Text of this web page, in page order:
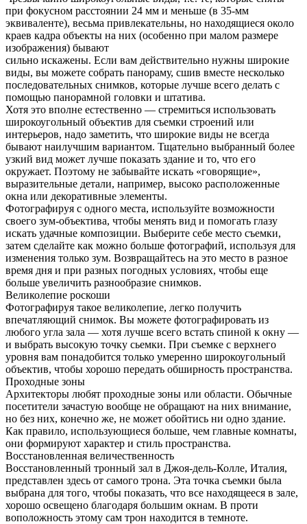
при фокусном расстоянии 24 мм и меньше (в 35-мм
эквиваленте), весьма привлекательны, но находящиеся около
краев кадра объекты на них (особенно при малом размере
изображения) бывают
сильно искажены. Если вам действительно нужны широкие
виды, вы можете собрать панораму, сшив вместе несколько
последовательных снимков, которые лучше всего делать с
помощью панорамной головки и штатива.
Хотя это вполне естественно — стремиться использовать
широкоугольный объектив для съемки строений или
интерьеров, надо заметить, что широкие виды не всегда
бывают наилучшим вариантом. Тщательно выбранный более
узкий вид может лучше показать здание и то, что его
окружает. Поэтому не забывайте искать «говорящие»,
выразительные детали, например, высоко расположенные
окна или декоративные элементы.
Фотографируя с одного места, используйте возможности
своего зум-объектива, чтобы менять вид и помогать глазу
искать удачные композиции. Выберите себе место съемки,
затем сделайте как можно больше фотографий, используя для
изменения только зум. Возвращайтесь на это место в разное
время дня и при разных погодных условиях, чтобы еще
больше увеличить разнообразие снимков.
Великолепие роскоши
Фотографируя такое великолепие, легко получить
впечатляющий снимок. Вы можете фотографировать из
любого угла зала — хотя лучше всего встать спиной к окну —
и выбрать высокую точку сьемки. При съемке с верхнего
уровня вам понадобится только умеренно широкоугольный
объектив, чтобы хорошо передать обширность пространства.
Проходные зоны
Архитекторы любят проходные зоны или области. Обычные
посетители зачастую вообще не обращают на них внимание,
но без них, конечно же, не может обойтись ни одно здание.
Как правило, использующиеся больше, чем главные комнаты,
они формируют характер и стиль пространства.
Восстановленная величественность
Восстановленный тронный зал в Джоя-дель-Колле, Италия,
представлен здесь от самого трона. Эта точка съемки была
выбрана для того, чтобы показать, что все находящееся в зале,
хорошо освещено благодаря большим окнам. В проти
воположность этому сам трон находится в темноте.